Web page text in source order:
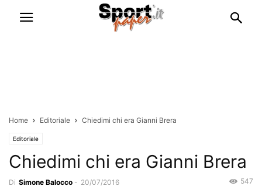
Home Editoriale Chiedimi chi era Gianni Brera
Editoriale
Chiedimi chi era Gianni Brera
Di Simone Balocco - 20/07/2016 547